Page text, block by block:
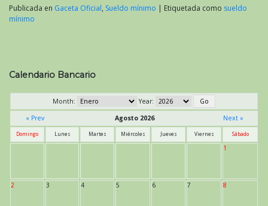
Publicada en Gaceta Oficial, Sueldo mínimo | Etiquetada como sueldo
mínimo
Calendario Bancario
Month:
Year:
« Prev
Agosto 2026 Next »
Domingo Lunes Martes Miércoles Jueves Viernes Sábado
1
2 3 4 5 6 7 8